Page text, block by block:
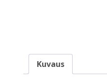
Kuvaus